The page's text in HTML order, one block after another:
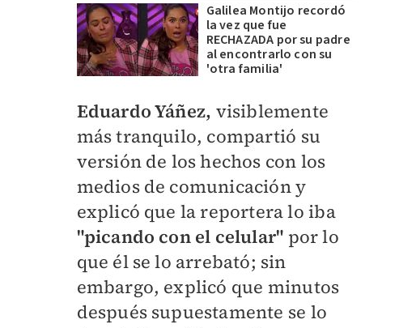
Galilea Montijo recordó
la vez que fue
RECHAZADA por su padre
al encontrarlo con su
'otra familia'
Eduardo Yáñez, visiblemente
más tranquilo, compartió su
versión de los hechos con los
medios de comunicación y
explicó que la reportera lo iba
"picando con el celular" por lo
que él se lo arrebató; sin
embargo, explicó que minutos
después supuestamente se lo